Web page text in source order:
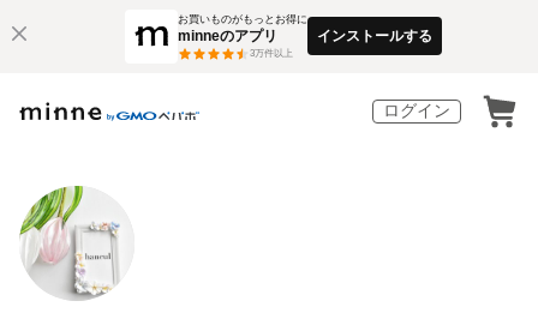
お買いものがもっとお得に
minneのアプリ
3万件以上
インストールする
ログイン